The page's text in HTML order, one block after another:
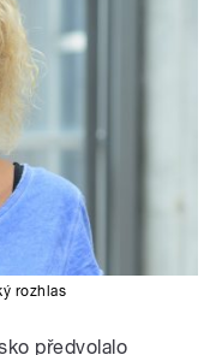
rozhlas
předvolalo